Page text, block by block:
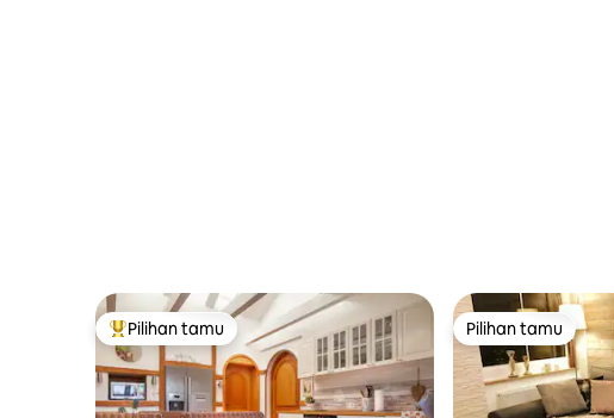
Pilihan tamu terpopuler
Pilihan tamu Pilihan tamu
Pilihan tamu